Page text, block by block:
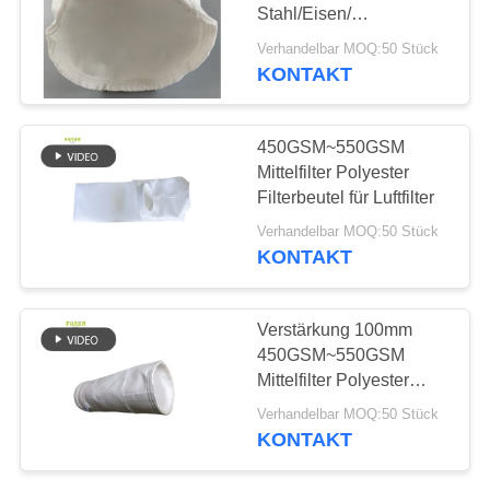
SITEMAP
DATENSCHUTZRICHTLINIE
Stahl/Eisen/
Lebensmittelapotheke
Verhandelbar MOQ:50 Stück
KONTAKT
450GSM~550GSM
Mittelfilter Polyester
Filterbeutel für Luftfilter
Verhandelbar MOQ:50 Stück
KONTAKT
Verstärkung 100mm
450GSM~550GSM
Mittelfilter Polyester
Filterbeutel für
Stahlwerke
Verhandelbar MOQ:50 Stück
KONTAKT